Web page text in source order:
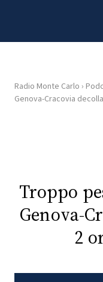
HOME
RADIO
PLAYLIST
Radio Monte Carlo ›
Genova-Cracovia
Troppo
Genova-
2